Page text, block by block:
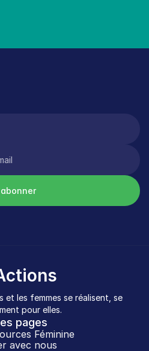
et les femmes se réalisent, se
pour elles.
pages
Féminine
avec nous